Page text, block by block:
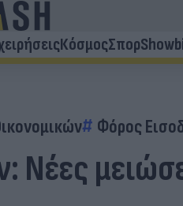
ΚόσμοςΣπορ
Φόρος
Νέες